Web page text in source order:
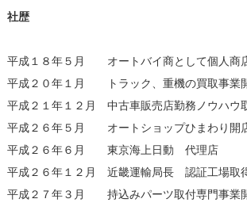
社歴
平成１８年５月 オートバイ商として個人商
平成２０年１月 トラック、重機の買取事業
平成２１年１２月 中古車販売店勤務ノウハウ
平成２６年５月 オートショップひまわり開
平成２６年６月 東京海上日動 代理店
平成２６年１２月 近畿運輸局長 認証工場取
平成２７年３月 持込みパーツ取付専門事業